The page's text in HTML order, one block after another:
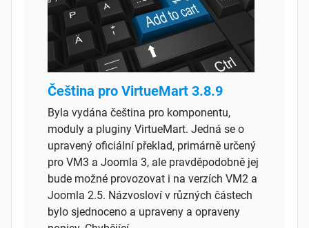
Čeština pro VirtueMart 3.8.9
Byla vydána čeština pro komponentu,
moduly a pluginy VirtueMart. Jedná se o
upravený oficiální překlad, primárně určený
pro VM3 a Joomla 3, ale pravděpodobně jej
bude možné provozovat i na verzích VM2 a
Joomla 2.5. Názvosloví v různých částech
bylo sjednoceno a upraveny a opraveny